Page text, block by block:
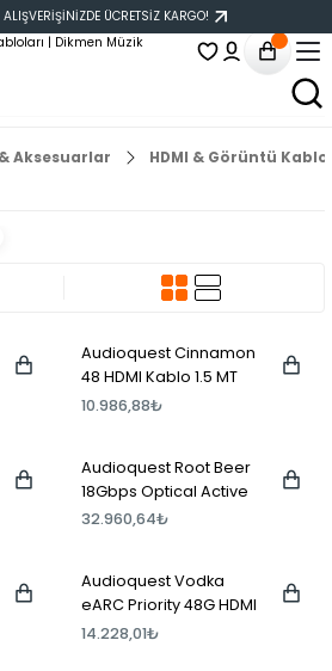
ÜCRETSİZ KARGO!
Aksesuarlar HDMI & Görüntü
Audioquest Cinnamon
48 HDMI Kablo 1.5 MT
10.986,88₺
Audioquest Root Beer
18Gbps Optical Active
HDMI 2.0b Kablo 10
32.960,64₺
Audioquest Vodka
eARC Priority 48G HDMI
Kablo 1 metre
14.228,01₺